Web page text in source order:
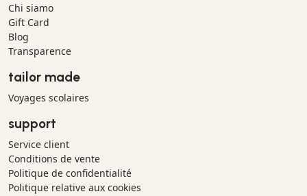
Chi siamo
Gift Card
Blog
Transparence
tailor made
Voyages scolaires
support
Service client
Conditions de vente
Politique de confidentialité
Politique relative aux cookies